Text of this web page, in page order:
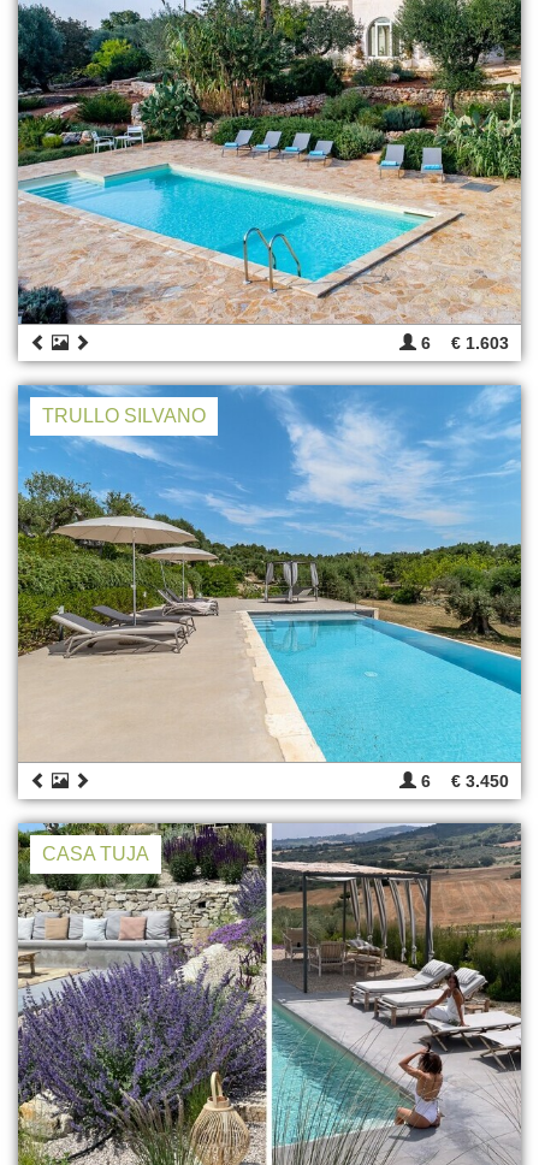
6 € 1.603
TRULLO SILVANO
6 € 3.450
CASA TUJA